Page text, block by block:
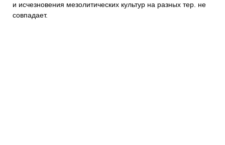
и исчезновения мезолитических культур на разных тер. не
совпадает.